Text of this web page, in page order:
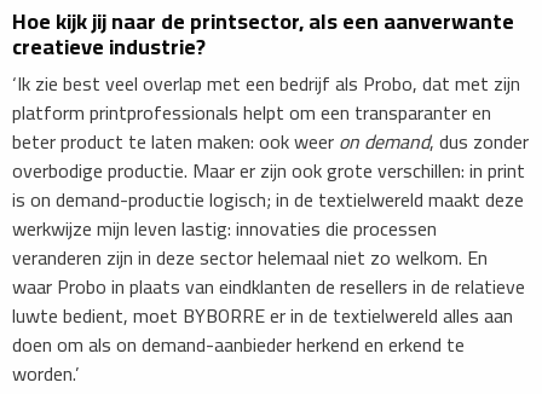
Hoe kijk jij naar de printsector, als een aanverwante
creatieve industrie?
‘Ik zie best veel overlap met een bedrijf als Probo, dat met zijn
platform printprofessionals helpt om een transparanter en
beter product te laten maken: ook weeron demand, dus zonder
overbodige productie. Maar er zijn ook grote verschillen: in print
is on demand-productie logisch; in de textielwereld maakt deze
werkwijze mijn leven lastig: innovaties die processen
veranderen zijn in deze sector helemaal niet zo welkom. En
waar Probo in plaats van eindklanten de resellers in de relatieve
luwte bedient, moet BYBORRE er in de textielwereld alles aan
doen om als on demand-aanbieder herkend en erkend te
worden.’